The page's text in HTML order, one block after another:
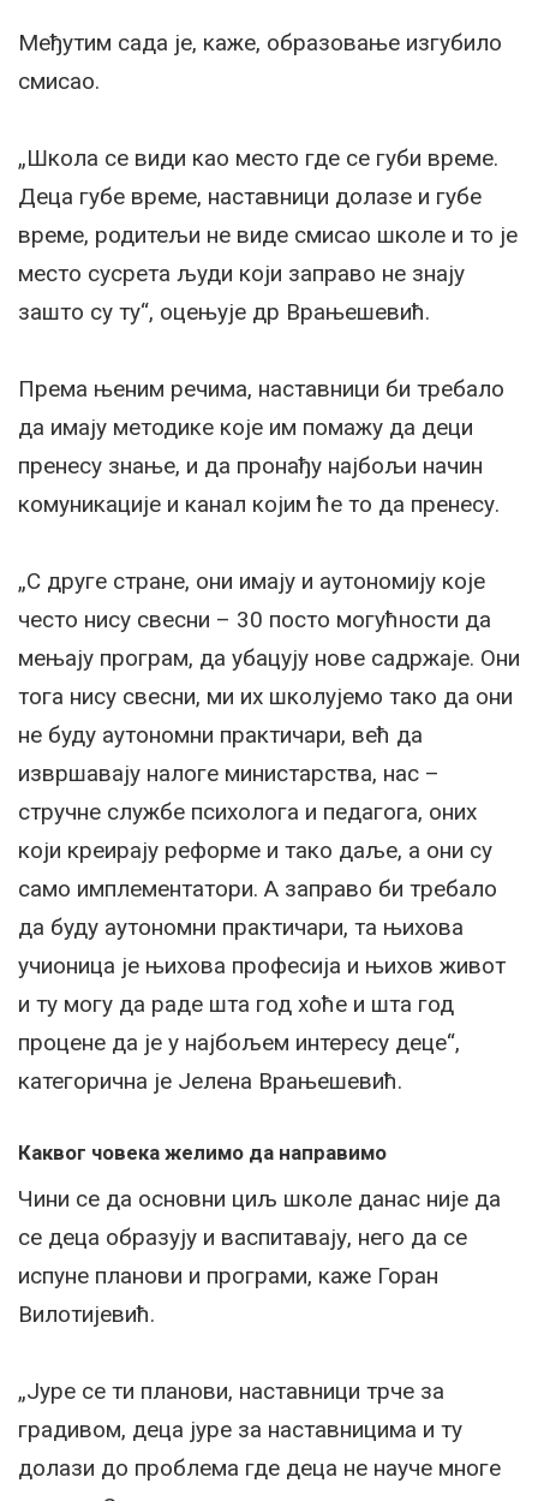
Међутим сада је, каже, образовање изгубило
смисао.
„Школа се види као место где се губи време.
Деца губе време, наставници долазе и губе
време, родитељи не виде смисао школе и то је
место сусрета људи који заправо не знају
зашто су ту“, оцењује др Врањешевић.
Према њеним речима, наставници би требало
да имају методике које им помажу да деци
пренесу знање, и да пронађу најбољи начин
комуникације и канал којим ће то да пренесу.
„С друге стране, они имају и аутономију које
често нису свесни – 30 посто могућности да
мењају програм, да убацују нове садржаје. Они
тога нису свесни, ми их школујемо тако да они
не буду аутономни практичари, већ да
извршавају налоге министарства, нас –
стручне службе психолога и педагога, оних
који креирају реформе и тако даље, а они су
само имплементатори. А заправо би требало
да буду аутономни практичари, та њихова
учионица је њихова професија и њихов живот
и ту могу да раде шта год хоће и шта год
процене да је у најбољем интересу деце“,
категорична је Јелена Врањешевић.
Каквог човека желимо да направимо
Чини се да основни циљ школе данас није да
се деца образују и васпитавају, него да се
испуне планови и програми, каже Горан
Вилотијевић.
„Јуре се ти планови, наставници трче за
градивом, деца јуре за наставницима и ту
долази до проблема где деца не науче многе